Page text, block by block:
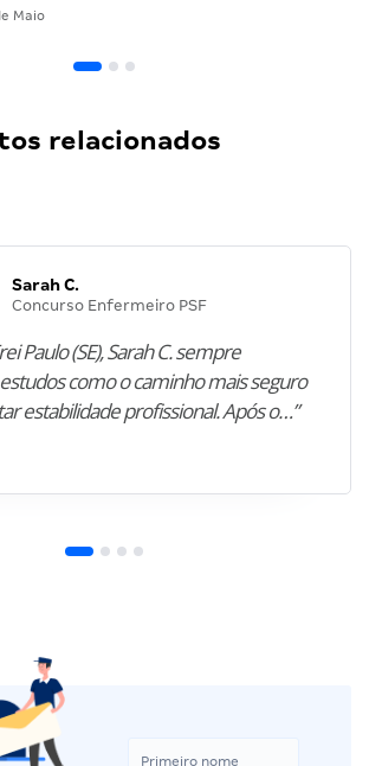
Maio
relacionados
Sarah C.
Concurso Enfermeiro PSF
Paulo (SE), Sarah C. sempre
como o caminho mais seguro
estabilidade profissional. Após o…”